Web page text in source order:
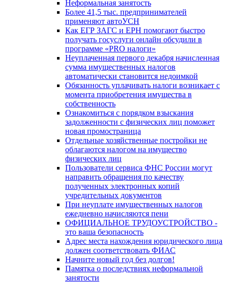
Неформальная занятость
Более 41,5 тыс. предпринимателей
применяют автоУСН
Как ЕГР ЗАГС и ЕРН помогают быстро
получать госуслуги онлайн обсудили в
программе «PRO налоги»
Неуплаченная первого декабря начисленная
сумма имущественных налогов
автоматически становится недоимкой
Обязанность уплачивать налоги возникает с
момента приобретения имущества в
собственность
Ознакомиться с порядком взыскания
задолженности с физических лиц поможет
новая промостраница
Отдельные хозяйственные постройки не
облагаются налогом на имущество
физических лиц
Пользователи сервиса ФНС России могут
направить обращения по качеству
полученных электронных копий
учредительных документов
При неуплате имущественных налогов
ежедневно начисляются пени
ОФИЦИАЛЬНОЕ ТРУДОУСТРОЙСТВО -
это ваша безопасность
Адрес места нахождения юридического лица
должен соответствовать ФИАС
Начните новый год без долгов!
Памятка о последствиях неформальной
занятости